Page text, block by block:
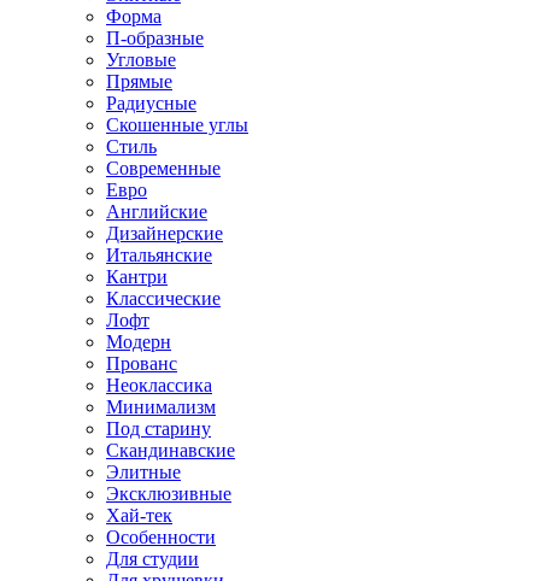
Форма
П-образные
Угловые
Прямые
Радиусные
Скошенные углы
Стиль
Современные
Евро
Английские
Дизайнерские
Итальянские
Кантри
Классические
Лофт
Модерн
Прованс
Неоклассика
Минимализм
Под старину
Скандинавские
Элитные
Эксклюзивные
Хай-тек
Особенности
Для студии